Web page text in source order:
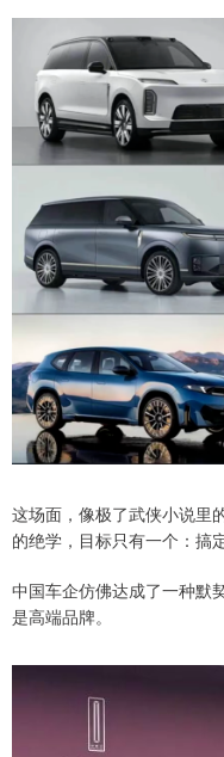
这场面，像极了武侠小说里
的绝学，目标只有一个：搞
中国车企仿佛达成了一种默
是高端品牌。